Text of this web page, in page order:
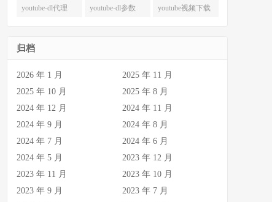
youtube-dl代理 youtube-dl参数 youtube视频下载
归档
2026 年 1 月
2025 年 11 月
2025 年 10 月
2025 年 8 月
2024 年 12 月
2024 年 11 月
2024 年 9 月
2024 年 8 月
2024 年 7 月
2024 年 6 月
2024 年 5 月
2023 年 12 月
2023 年 11 月
2023 年 10 月
2023 年 9 月
2023 年 7 月